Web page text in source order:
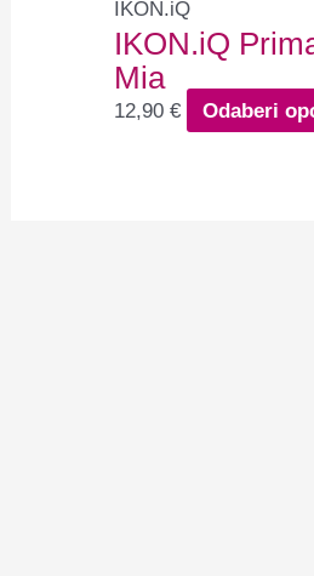
IKON.iQ
IKON.iQ
Mia
12,90€ Odaberi